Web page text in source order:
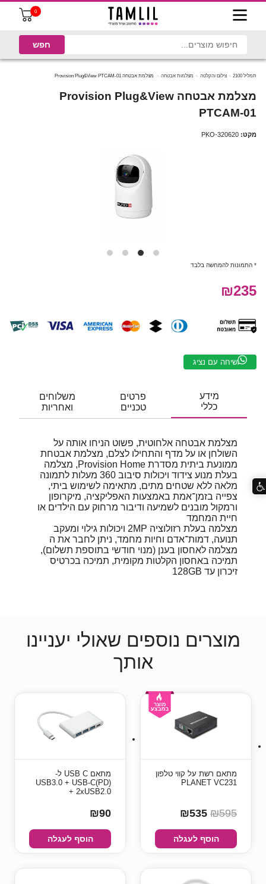
0
תמליל 2100 צילום והקלטה מצלמות אבטחה ‏מצלמת אבטחה Provision Plug&View PTCAM-01
‏מצלמת אבטחה Provision Plug&View
PTCAM-01
מקט: PKO-320620
* התמונות להמחשה בלבד
₪235
שיחה עם נציג
מידע
כללי
פרטים
טכניים
משלוחים
ואחריות
מצלמת אבטחה אלחוטית, פשוט הניחו אותה על
השולחן או על מדף והתחילו לצלם, מצלמת אבטחת
ממונעת ביתית מסדרת Provision Home, מצלמה
בעלת מנוע צידוד ויכולות סיבוב 360 מעלות לתמונה
מלאה ללא שטחים מתים, מתאימה לשימוש ביתי,
צפייה בזמן־אמת באמצעות האפליקציה, מיקרופון
ורמקול מובנים לשמיעה ודיבור מרחוק עם הילדים או
חיית המחמד
מצלמה בעלת רזולוציה 2MP ויכולות גילוי ומעקב
תנועה, דמות־אדם וחיות מחמד, ניתן לחבר את ה
מצלמה לאחסון בענן (מנוי חודשי בתוספת תשלום),
תמיכה באחסון הקלטות מקומית, תמיכה בכרטיס
זיכרון עד 128GB
מוצרים נוספים שאולי יעניינו
אותך
מתאם רשת על קווי טלפון
PLANET VC231
₪595
הוסף לעגלה
מתאם USB C ל-
USB3.0 + USB-C(PD)
+ 2xUSB2.0
₪90
הוסף לעגלה